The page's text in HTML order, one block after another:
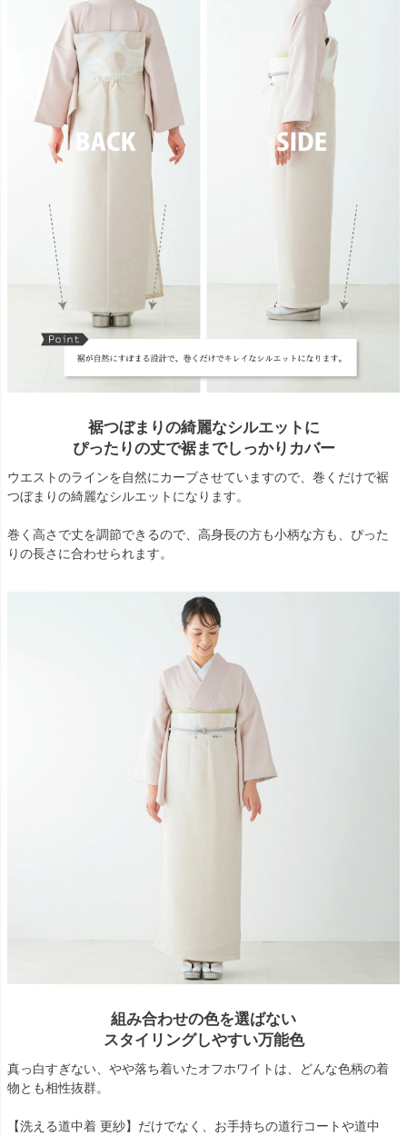
裾つぼまりの綺麗なシルエットに
ぴったりの丈で裾までしっかりカバー
ウエストのラインを自然にカーブさせていますので、巻くだけで裾
つぼまりの綺麗なシルエットになります。
巻く高さで丈を調節できるので、高身長の方も小柄な方も、ぴった
りの長さに合わせられます。
組み合わせの色を選ばない
スタイリングしやすい万能色
真っ白すぎない、やや落ち着いたオフホワイトは、どんな色柄の着
物とも相性抜群。
【洗える道中着 更紗】だけでなく、お手持ちの道行コートや道中